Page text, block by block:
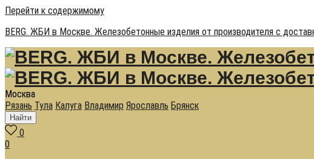
Перейти к содержимому
BERG. ЖБИ в Москве. Железобетонные изделия от производителя с
Москва
Рязань Тула Калуга Владимир Ярославль Брянск
Найти
0
0